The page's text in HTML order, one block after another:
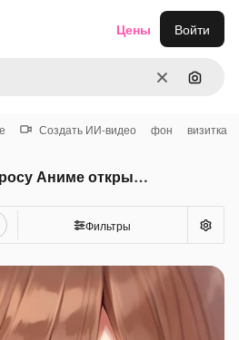
ОчиститьПоиск
Цены Войти
Создать ИИ-видео фон визитка
Изображения По Запросу Аниме открытки
Фильтры